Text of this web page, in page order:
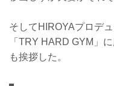
そしてHIROYAプロデ
「TRY HARD GYM」
も挨拶した。